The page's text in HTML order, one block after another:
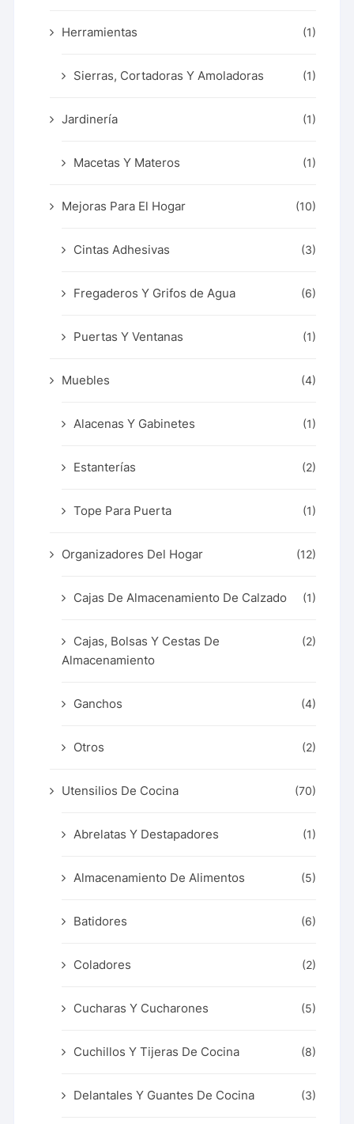
Herramientas (1)
Sierras, Cortadoras Y Amoladoras (1)
Jardinería (1)
Macetas Y Materos (1)
Mejoras Para El Hogar (10)
Cintas Adhesivas (3)
Fregaderos Y Grifos de Agua (6)
Puertas Y Ventanas (1)
Muebles (4)
Alacenas Y Gabinetes (1)
Estanterías (2)
Tope Para Puerta (1)
Organizadores Del Hogar (12)
Cajas De Almacenamiento De Calzado (1)
Cajas, Bolsas Y Cestas De
Almacenamiento
(2)
Ganchos (4)
Otros (2)
Utensilios De Cocina (70)
Abrelatas Y Destapadores (1)
Almacenamiento De Alimentos (5)
Batidores (6)
Coladores (2)
Cucharas Y Cucharones (5)
Cuchillos Y Tijeras De Cocina (8)
Delantales Y Guantes De Cocina (3)